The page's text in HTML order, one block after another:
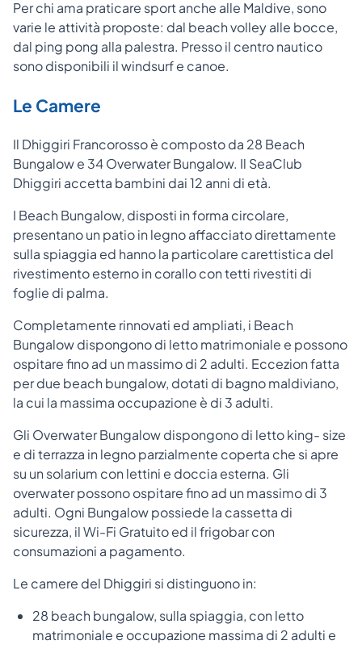
Per chi ama praticare sport anche alle Maldive, sono
varie le attività proposte: dal beach volley alle bocce,
dal ping pong alla palestra. Presso il centro nautico
sono disponibili il windsurf e canoe.
Le Camere
Il Dhiggiri Francorosso è composto da 28 Beach
Bungalow e 34 Overwater Bungalow. Il SeaClub
Dhiggiri accetta bambini dai 12 anni di età.
I Beach Bungalow, disposti in forma circolare,
presentano un patio in legno affacciato direttamente
sulla spiaggia ed hanno la particolare carettistica del
rivestimento esterno in corallo con tetti rivestiti di
foglie di palma.
Completamente rinnovati ed ampliati, i Beach
Bungalow dispongono di letto matrimoniale e possono
ospitare fino ad un massimo di 2 adulti. Eccezion fatta
per due beach bungalow, dotati di bagno maldiviano,
la cui la massima occupazione è di 3 adulti.
Gli Overwater Bungalow dispongono di letto king- size
e di terrazza in legno parzialmente coperta che si apre
su un solarium con lettini e doccia esterna. Gli
overwater possono ospitare fino ad un massimo di 3
adulti. Ogni Bungalow possiede la cassetta di
sicurezza, il Wi-Fi Gratuito ed il frigobar con
consumazioni a pagamento.
Le camere del Dhiggiri si distinguono in:
28 beach bungalow, sulla spiaggia, con letto
matrimoniale e occupazione massima di 2 adulti e